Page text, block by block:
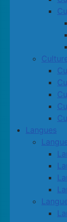
Langues